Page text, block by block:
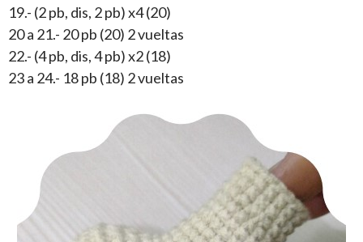
19.- (2 pb, dis, 2 pb) x4 (20)
20 a 21.- 20 pb (20) 2 vueltas
22.- (4 pb, dis, 4 pb) x2 (18)
23 a 24.- 18 pb (18) 2 vueltas